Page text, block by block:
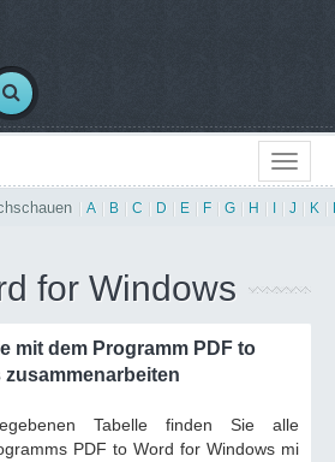
A B C D E F G H J K
for Windows
mit dem Programm PDF to
Tabelle finden Sie alle
PDF to Word for Windows mi